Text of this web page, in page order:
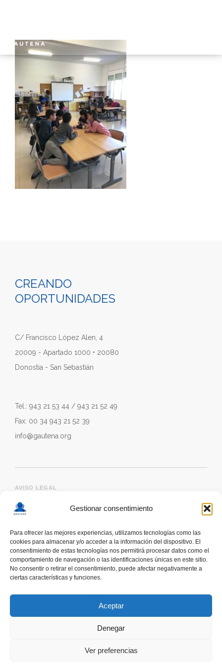
Gestionar consentimiento
Para ofrecer las mejores experiencias, utilizamos tecnologías como las
cookies para almacenar y/o acceder a la información del dispositivo. El
consentimiento de estas tecnologías nos permitirá procesar datos como el
comportamiento de navegación o las identificaciones únicas en este sitio.
No consentir o retirar el consentimiento, puede afectar negativamente a
ciertas características y funciones.
Aceptar
Denegar
Ver preferencias
GAUTENA
AUTISMO
COMUNICACIÓN
SERVICIOS
NOTICIAS
CONTACTO
ÁREA PRIVADA
CREANDO
OPORTUNIDADES
C/ Francisco López Alen, 4
20009 - Apartado 1000 • 20080
Donostia - San Sebastián
Tel.: 943 21 53 44 / 943 21 52 49
Fax: 00 34 943 21 52 39
info@gautena.org
AVISO LEGAL
deskonektapp
THE HELP OF PEOPLE WITH AUTISM TO PROMOTE
A RESPONSIBLE USE OF SMARTPHONES